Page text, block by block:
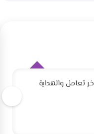
تعامل والهداية